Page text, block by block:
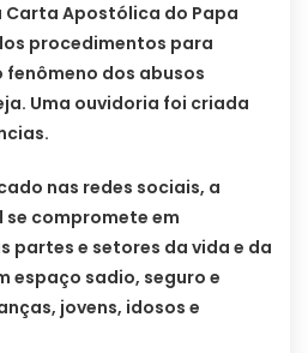
Apostólica do Papa
procedimentos para
dos abusos
Uma ouvidoria foi criada
nas redes sociais, a
compromete em
partes e setores da vida e da
espaço sadio, seguro e
jovens, idosos e